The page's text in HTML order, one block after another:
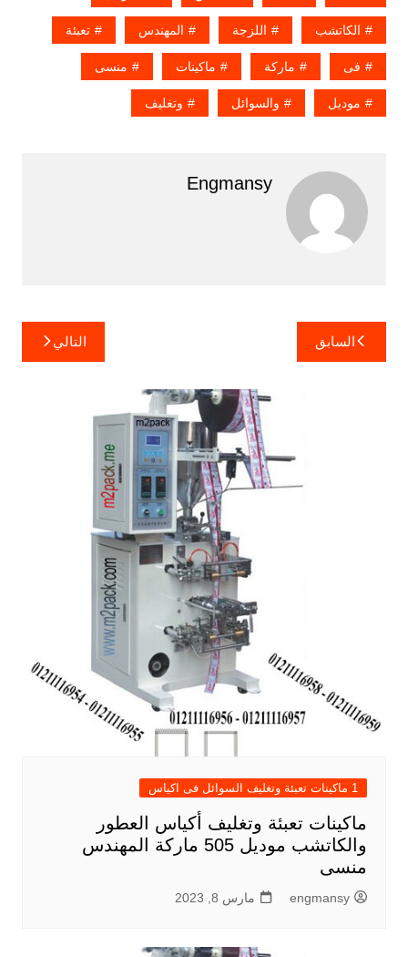
الكاتشب اللزجة المهندس تعبئة
فى ماركة ماكينات منسى
موديل والسوائل وتغليف
Engmansy
تصفّح
المقالات
السابق التالي
1 ماكينات تعبئة وتغليف السوائل فى اكياس
ماكينات تعبئة وتغليف أكياس العطور
والكاتشب موديل 505 ماركة المهندس
منسى
engmansy مارس 8, 2023